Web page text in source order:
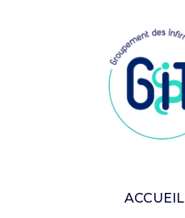
ACCUEIL